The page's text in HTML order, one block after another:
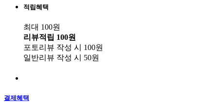
적립혜택
최대 100원
리뷰적립 100원
포토리뷰 작성 시
100원
일반리뷰 작성 시
50원
결제혜택